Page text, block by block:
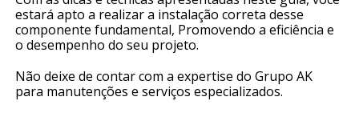
estará apto a realizar a instalação correta desse
componente fundamental, Promovendo a eficiência e
o desempenho do seu projeto.
Não deixe de contar com a expertise do Grupo AK
para manutenções e serviços especializados.